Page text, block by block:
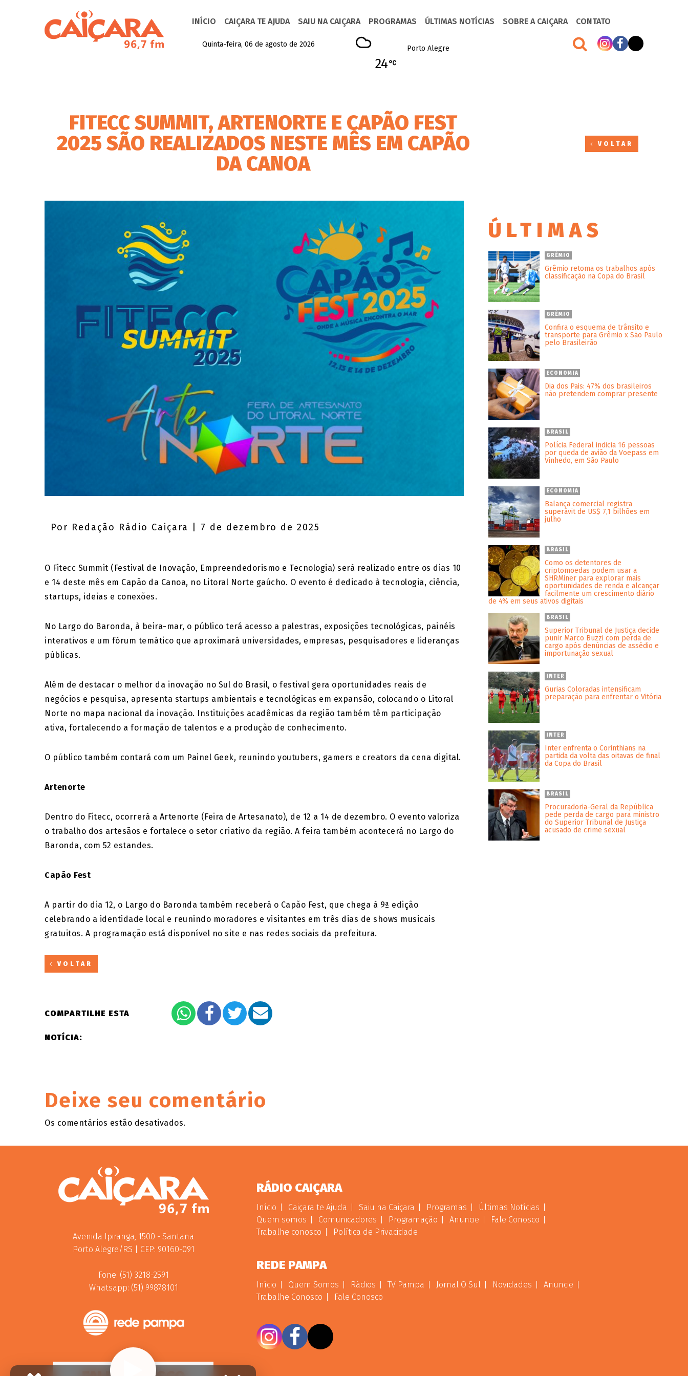
INÍCIO CAIÇARA TE AJUDA SAIU NA CAIÇARA PROGRAMAS ÚLTIMAS NOTÍCIAS SOBRE A CAIÇARA CONTATO
Quinta-feira, 06 de agosto de 2026 Porto Alegre
24
VOLTAR
FITECC SUMMIT, ARTENORTE E CAPÃO FEST
2025 SÃO REALIZADOS NESTE MÊS EM CAPÃO
DA CANOA
Por Redação Rádio Caiçara | 7 de dezembro de 2025
O Fitecc Summit (Festival de Inovação, Empreendedorismo e Tecnologia) será realizado entre os dias 10
e 14 deste mês em Capão da Canoa, no Litoral Norte gaúcho. O evento é dedicado à tecnologia, ciência,
startups, ideias e conexões.
No Largo do Baronda, à beira-mar, o público terá acesso a palestras, exposições tecnológicas, painéis
interativos e um fórum temático que aproximará universidades, empresas, pesquisadores e lideranças
públicas.
Além de destacar o melhor da inovação no Sul do Brasil, o festival gera oportunidades reais de
negócios e pesquisa, apresenta startups ambientais e tecnológicas em expansão, colocando o Litoral
Norte no mapa nacional da inovação. Instituições acadêmicas da região também têm participação
ativa, fortalecendo a formação de talentos e a produção de conhecimento.
O público também contará com um Painel Geek, reunindo youtubers, gamers e creators da cena digital.
Artenorte
Dentro do Fitecc, ocorrerá a Artenorte (Feira de Artesanato), de 12 a 14 de dezembro. O evento valoriza
o trabalho dos artesãos e fortalece o setor criativo da região. A feira também acontecerá no Largo do
Baronda, com 52 estandes.
Capão Fest
A partir do dia 12, o Largo do Baronda também receberá o Capão Fest, que chega à 9ª edição
celebrando a identidade local e reunindo moradores e visitantes em três dias de shows musicais
gratuitos. A programação está disponível no site e nas redes sociais da prefeitura.
VOLTAR
COMPARTILHE ESTA
NOTÍCIA:
Deixe seu comentário
Os comentários estão desativados.
ÚLTIMAS
GRÊMIO
Grêmio retoma os trabalhos após
classificação na Copa do Brasil
GRÊMIO
Confira o esquema de trânsito e
transporte para Grêmio x São Paulo
pelo Brasileirão
ECONOMIA
Dia dos Pais: 47% dos brasileiros
não pretendem comprar presente
BRASIL
Polícia Federal indicia 16 pessoas
por queda de avião da Voepass em
Vinhedo, em São Paulo
ECONOMIA
Balança comercial registra
superávit de US$ 7,1 bilhões em
julho
BRASIL
Como os detentores de
criptomoedas podem usar a
SHRMiner para explorar mais
oportunidades de renda e alcançar
facilmente um crescimento diário
de 4% em seus ativos digitais
BRASIL
Superior Tribunal de Justiça decide
punir Marco Buzzi com perda de
cargo após denúncias de assédio e
importunação sexual
INTER
Gurias Coloradas intensificam
preparação para enfrentar o Vitória
INTER
Inter enfrenta o Corinthians na
partida da volta das oitavas de final
da Copa do Brasil
BRASIL
Procuradoria-Geral da República
pede perda de cargo para ministro
do Superior Tribunal de Justiça
acusado de crime sexual
Avenida Ipiranga, 1500 - Santana
Porto Alegre/RS | CEP: 90160-091
Fone: (51) 3218-2591
Whatsapp: (51) 99878101
RÁDIO CAIÇARA
Início Caiçara te Ajuda Saiu na Caiçara Programas
Últimas Notícias
Quem somos
Comunicadores Programação Anuncie
Fale Conosco
Trabalhe conosco
Política de Privacidade
REDE PAMPA
Início Quem Somos Rádios TV Pampa Jornal O Sul Novidades
Anuncie
Trabalhe Conosco
Fale Conosco